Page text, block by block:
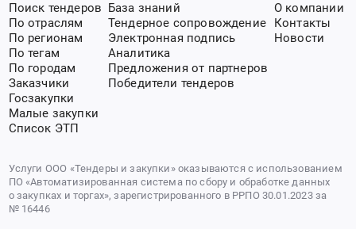
Поиск тендеров
По отраслям
По регионам
По тегам
По городам
Заказчики
Госзакупки
Малые закупки
Список ЭТП
База знаний
Тендерное сопровождение
Электронная подпись
Аналитика
Предложения от партнеров
Победители тендеров
О компании
Контакты
Новости
Услуги ООО «Тендеры и закупки» оказываются с использованием
ПО «Автоматизированная система по сбору и обработке данных
о закупках и торгах», зарегистрированного в РРПО 30.01.2023 за
№ 16446